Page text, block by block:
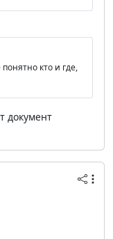
кто и где,
документ